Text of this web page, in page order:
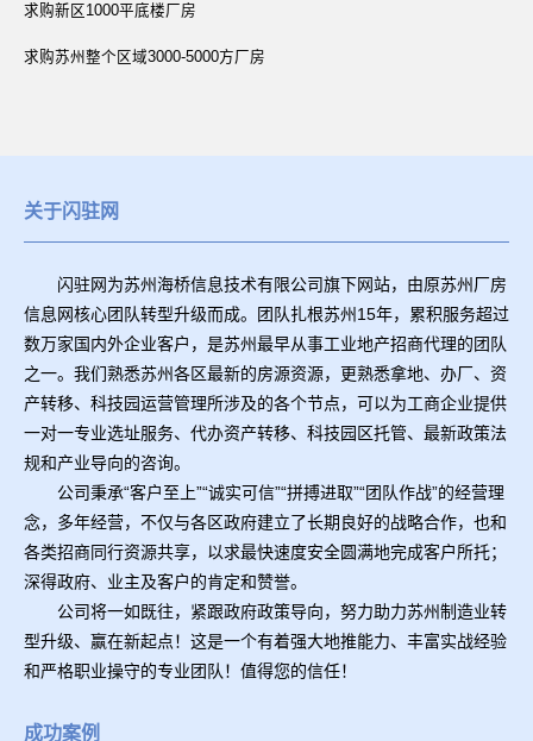
求购新区1000平底楼厂房
求购苏州整个区域3000-5000方厂房
关于闪驻网
闪驻网为苏州海桥信息技术有限公司旗下网站，由原苏州厂房
信息网核心团队转型升级而成。团队扎根苏州15年，累积服务超过
数万家国内外企业客户，是苏州最早从事工业地产招商代理的团队
之一。我们熟悉苏州各区最新的房源资源，更熟悉拿地、办厂、资
产转移、科技园运营管理所涉及的各个节点，可以为工商企业提供
一对一专业选址服务、代办资产转移、科技园区托管、最新政策法
规和产业导向的咨询。
公司秉承“客户至上”“诚实可信”“拼搏进取”“团队作战”的经营理
念，多年经营，不仅与各区政府建立了长期良好的战略合作，也和
各类招商同行资源共享，以求最快速度安全圆满地完成客户所托；
深得政府、业主及客户的肯定和赞誉。
公司将一如既往，紧跟政府政策导向，努力助力苏州制造业转
型升级、赢在新起点！这是一个有着强大地推能力、丰富实战经验
和严格职业操守的专业团队！值得您的信任！
成功案例